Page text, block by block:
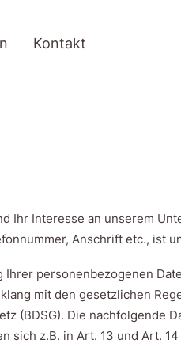
Kontakt
Ihr Interesse an unserem
Anschrift etc., ist
personenbezogenen
mit den gesetzlichen
(BDSG). Die nachfolgende
z.B. in Art. 13 und Art. 14